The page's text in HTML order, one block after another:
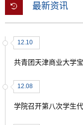
最新资讯
12.10
共青团天津商业大学
12.08
学院召开第八次学生